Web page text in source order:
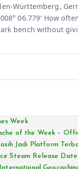
Württemberg,
008° 06.779′ How
bench without
Week
of the Week –
Jadi Platform
Steam Release